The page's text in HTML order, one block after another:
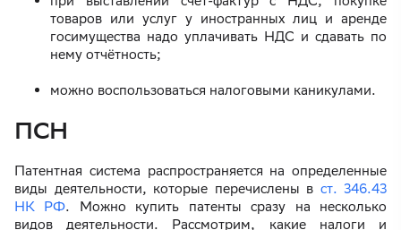
товаров или услуг у иностранных лиц и аренде
госимущества надо уплачивать НДС и сдавать по
нему отчётность;
можно воспользоваться налоговыми каникулами.
ПСН
Патентная система распространяется на определенные
виды деятельности, которые перечислены в ст. 346.43
НК РФ. Можно купить патенты сразу на несколько
видов деятельности. Рассмотрим, какие налоги и